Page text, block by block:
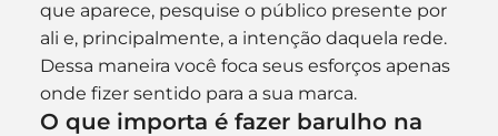
que aparece, pesquise o público presente por
ali e, principalmente, a intenção daquela rede.
Dessa maneira você foca seus esforços apenas
onde fizer sentido para a sua marca.
O que importa é fazer barulho na